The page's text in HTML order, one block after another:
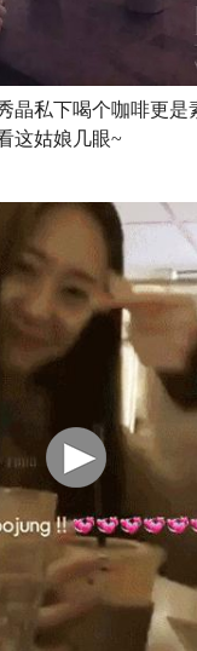
晶私下喝个咖啡更是
这姑娘几眼~